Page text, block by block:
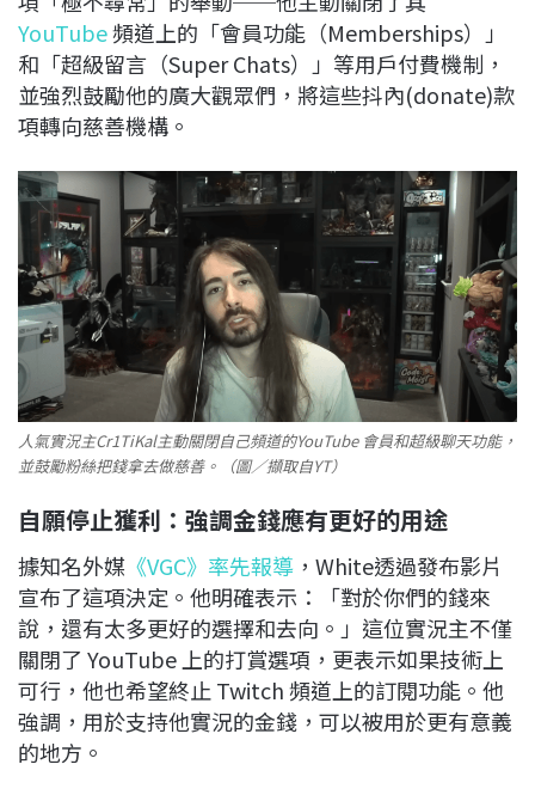
o
k
s
I
n
n
k
YouTube頻道上的「會員功能（Memberships）」
和「超級留言（Super Chats）」等用戶付費機制，
並強烈鼓勵他的廣大觀眾們，將這些抖內(donate)款
項轉向慈善機構。
人氣實況主Cr1TiKal主動關閉自己頻道的YouTube 會員和超級聊天功能，
並鼓勵粉絲把錢拿去做慈善。（圖／擷取自YT）
自願停止獲利：強調金錢應有更好的用途
據知名外媒 《VGC》率先報導 ，White透過發布影片
宣布了這項決定。他明確表示：「對於你們的錢來
說，還有太多更好的選擇和去向。」這位實況主不僅
關閉了 YouTube 上的打賞選項，更表示如果技術上
可行，他也希望終止 Twitch 頻道上的訂閱功能。他
強調，用於支持他實況的金錢，可以被用於更有意義
的地方。